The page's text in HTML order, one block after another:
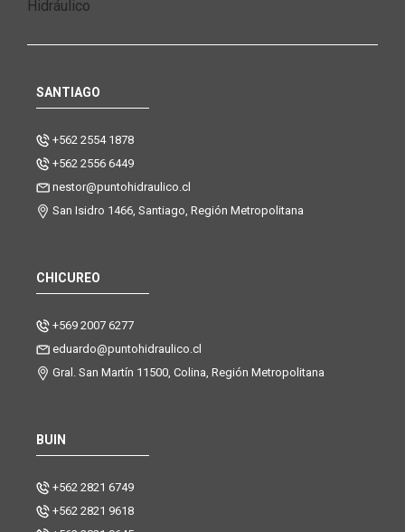
SANTIAGO
+562 2554 1878
+562 2556 6449
nestor@puntohidraulico.cl
San Isidro 1466, Santiago, Región Metropolitana
CHICUREO
+569 2007 6277
eduardo@puntohidraulico.cl
Gral. San Martín 11500, Colina, Región Metropolitana
BUIN
+562 2821 6749
+562 2821 9618